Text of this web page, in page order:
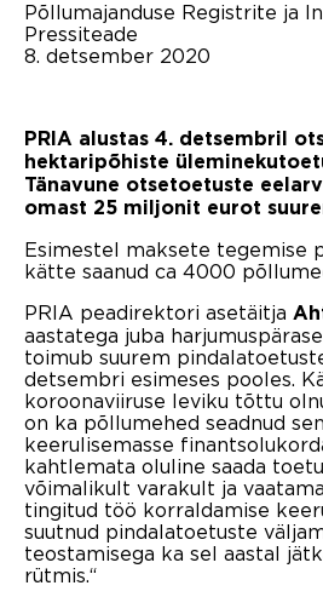
Põllumajanduse Registrite ja
Pressiteade
8. detsember 2020
PRIA alustas 4. detsembril
hektaripõhiste
Tänavune otsetoetuste
omast 25 miljonit eurot
Esimestel maksete tegemise
kätte saanud ca 4000
PRIA peadirektori asetäitja
aastatega juba
toimub suurem
detsembri esimeses pooles.
koroonaviiruse leviku tõttu
on ka põllumehed seadnud
keerulisemasse
kahtlemata oluline saada
võimalikult varakult ja
tingitud töö korraldamise
suutnud pindalatoetuste
teostamisega ka sel aastal
rütmis.“